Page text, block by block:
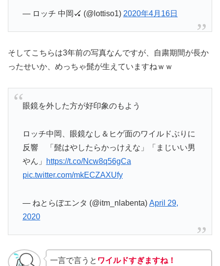
— ロッチ 中岡🏑 (@lottiso1) 2020年4月16日
そしてこちらは3年前の写真なんですが、自粛期間が長か
ったせいか、めっちゃ髭が生えていますねｗｗ
眼鏡を外した方が好印象のもよう
ロッチ中岡、眼鏡なし＆ヒゲ面のワイルドぶりに
反響 「髭はやしたらかっけえな」「まじいい男
やん」
https://t.co/Ncw8q56gCa
pic.twitter.com/mkECZAXUfy
— ねとらぼエンタ (@itm_nlabenta) April 29,
2020
一言で言うと ワイルドすぎますね！